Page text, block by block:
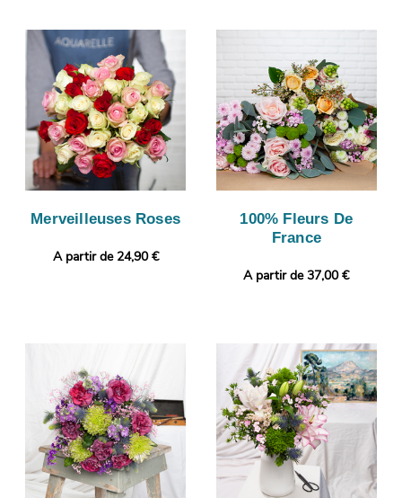
Merveilleuses Roses
A partir de 24,90 €
100% Fleurs De
France
A partir de 37,00 €